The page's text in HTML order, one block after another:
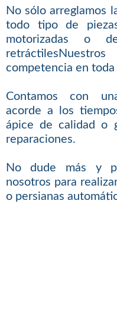
No sólo arreglamos
todo tipo de
motorizadas o
competencia en
Contamos con
acorde a los
ápice de calidad o
reparaciones.
No dude más y
nosotros para
o persianas